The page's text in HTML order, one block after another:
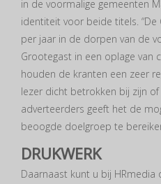
in de voormalige gemeenten
identiteit voor beide titels. “De
per jaar in de dorpen van de
Grootegast in een oplage van
houden de kranten een zeer
lezer dicht betrokken bij zijn
adverteerders geeft het de
beoogde doelgroep te
DRUKWERK
Daarnaast kunt u bij